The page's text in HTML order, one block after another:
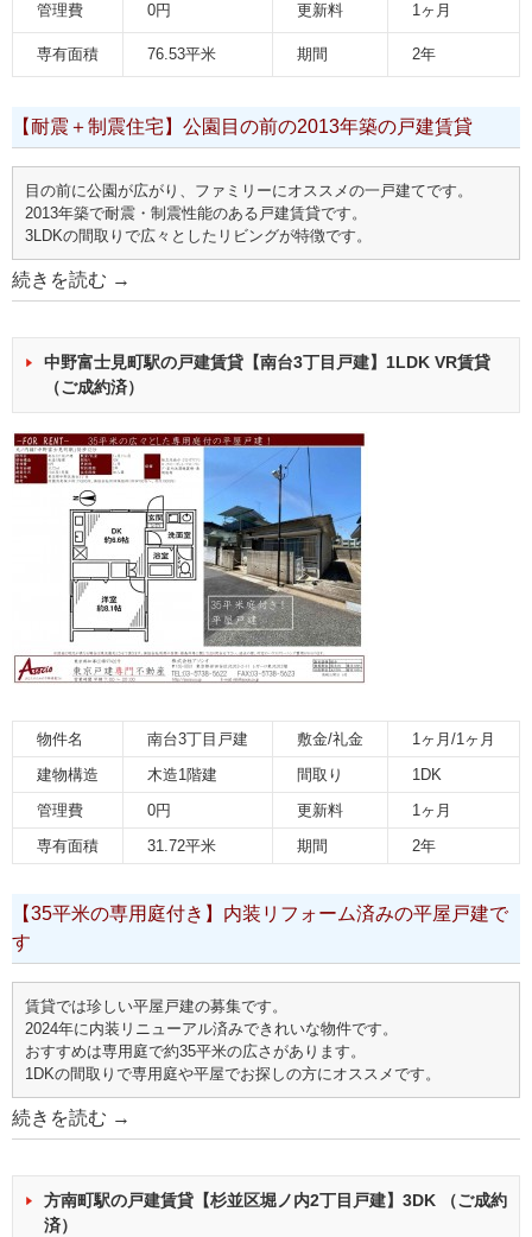
管理費 0円 更新料 1ヶ月
専有面積 76.53平米 期間 2年
【耐震＋制震住宅】公園目の前の2013年築の戸建賃貸
目の前に公園が広がり、ファミリーにオススメの一戸建てです。
2013年築で耐震・制震性能のある戸建賃貸です。
3LDKの間取りで広々としたリビングが特徴です。
続きを読む →
中野富士見町駅の戸建賃貸【南台3丁目戸建】1LDK VR賃貸
（ご成約済）
物件名 南台3丁目戸建 敷金/礼金
1ヶ月/1ヶ月
建物構造
木造1階建 間取り
1DK
管理費
0円 更新料
1ヶ月
専有面積
31.72平米 期間 2年
【35平米の専用庭付き】内装リフォーム済みの平屋戸建で
す
賃貸では珍しい平屋戸建の募集です。
2024年に内装リニューアル済みできれいな物件です。
おすすめは専用庭で約35平米の広さがあります。
1DKの間取りで専用庭や平屋でお探しの方にオススメです。
続きを読む →
方南町駅の戸建賃貸【杉並区堀ノ内2丁目戸建】3DK （ご成約
済）